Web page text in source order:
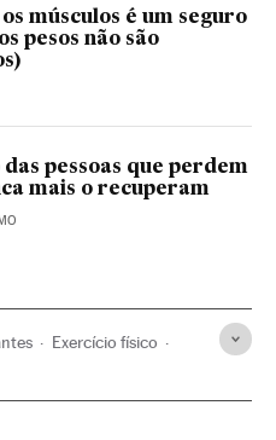
músculos é um seguro
pesos não são
das pessoas que perdem
mais o recuperam
Exercício físico